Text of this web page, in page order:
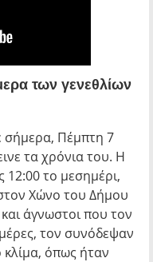
των γενεθλίων
σήμερα, Πέμπτη 7
τα χρόνια του. Η
12:00 το μεσημέρι,
Χώνο του Δήμου
άγνωστοι που τον
τον συνόδεψαν
κλίμα, όπως ήταν